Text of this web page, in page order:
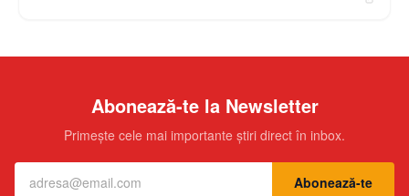
Abonează-te la Newsletter
Primește cele mai importante știri direct în inbox.
Abonează-te